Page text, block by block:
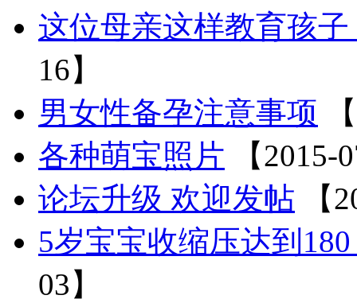
这位母亲这样教育孩
16】
男女性备孕注意事项
各种萌宝照片
【2015-
论坛升级 欢迎发帖
【
5岁宝宝收缩压达到
03】